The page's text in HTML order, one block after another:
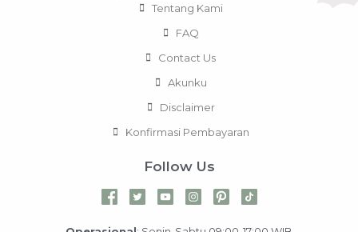
Tentang Kami
FAQ
Contact Us
Akunku
Disclaimer
Konfirmasi Pembayaran
Follow Us